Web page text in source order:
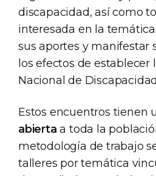
discapacidad, así como
interesada en la
sus aportes y manifestar
los efectos de establecer
Nacional de
Estos encuentros tienen
abierta a toda la
metodología de trabajo
talleres por temática